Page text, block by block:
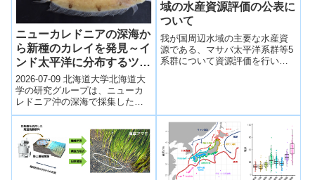
ニューカレドニアの深海か
ら新種のカレイを発見～イ
ンド太平洋に分布するツキ
ノワガレイ属の形態的特徴
を整理～
2026-07-09 北海道大学北海道大
学の研究グループは、ニューカ
レドニア沖の深海で採集した標
本を調査し、インド太平洋に分
布する深海性魚類ツキノワガレ
イ属（S...
域の水産資源評価の公表に
ついて
我が国周辺水域の主要な水産資
源である、マサバ太平洋系群等5
系群について資源評価を行い、
の水産資源評価」取りまとめ